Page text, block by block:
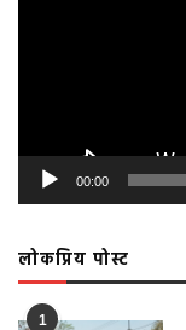
00:00
लोकप्रिय पोस्ट
1